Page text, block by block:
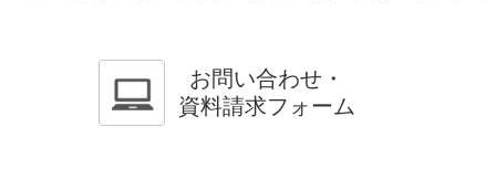
お問い合わせ・
資料請求フォーム